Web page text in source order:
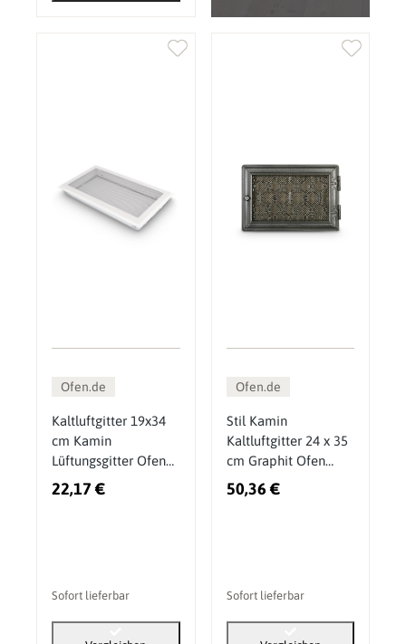
Ofen.de
Kaltluftgitter 19x34
cm Kamin
Lüftungsgitter Ofen
Gitter Weiß
22,17 €
Sofort lieferbar
Ofen.de
Stil Kamin
Kaltluftgitter 24 x 35
cm Graphit Ofen
Gitter
50,36 €
Sofort lieferbar